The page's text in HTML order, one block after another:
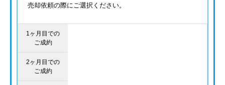
売却依頼の際にご選択ください。
1ヶ月目での
ご成約
2ヶ月目での
ご成約